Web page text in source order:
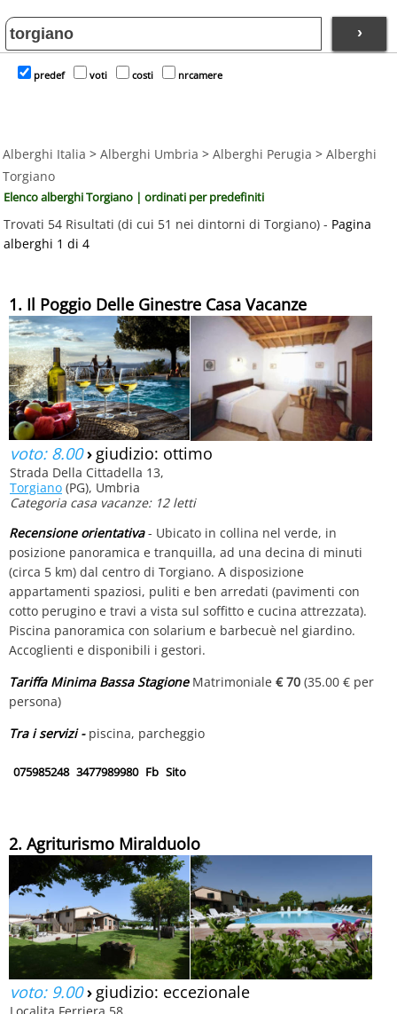
›
predef voti costi nrcamere
Alberghi Italia > Alberghi Umbria > Alberghi Perugia > Alberghi
Torgiano
Elenco alberghi Torgiano | ordinati per predefiniti
Trovati 54 Risultati (di cui 51 nei dintorni di Torgiano) - Pagina
alberghi 1 di 4
1. Il Poggio Delle Ginestre Casa Vacanze
voto: 8.00› giudizio: ottimo
Strada Della Cittadella 13,
Torgiano (PG), Umbria
Categoria casa vacanze: 12 letti
Recensione orientativa- Ubicato in collina nel verde, in
posizione panoramica e tranquilla, ad una decina di minuti
(circa 5 km) dal centro di Torgiano. A disposizione
appartamenti spaziosi, puliti e ben arredati (pavimenti con
cotto perugino e travi a vista sul soffitto e cucina attrezzata).
Piscina panoramica con solarium e barbecuè nel giardino.
Accoglienti e disponibili i gestori.
Tariffa Minima Bassa StagioneMatrimoniale € 70 (35.00 € per
persona)
Tra i servizi - piscina, parcheggio
075985248 3477989980 Fb Sito
2. Agriturismo Miralduolo
voto: 9.00› giudizio: eccezionale